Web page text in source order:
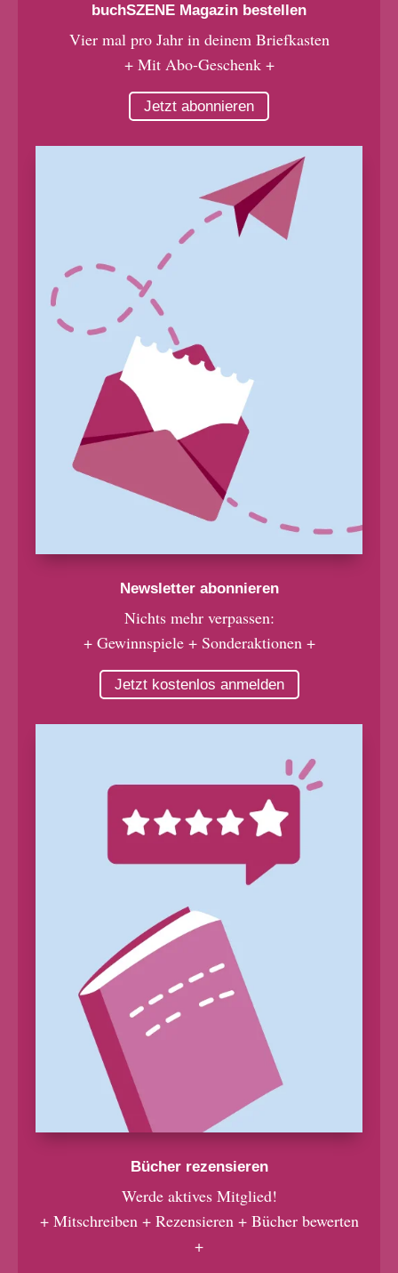
buchSZENE Magazin bestellen
Vier mal pro Jahr in deinem Briefkasten
+ Mit Abo-Geschenk +
Jetzt abonnieren
Newsletter abonnieren
Nichts mehr verpassen:
+ Gewinnspiele + Sonderaktionen +
Jetzt kostenlos anmelden
Bücher rezensieren
Werde aktives Mitglied!
+ Mitschreiben + Rezensieren + Bücher bewerten
+